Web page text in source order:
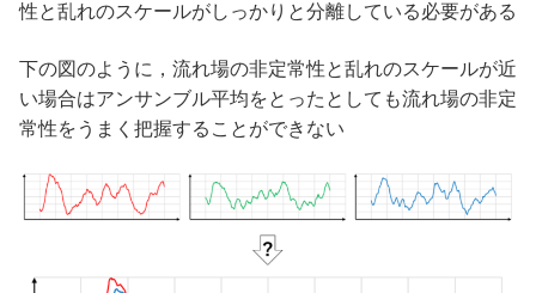
性と乱れのスケールがしっかりと分離している必要がある
下の図のように，流れ場の非定常性と乱れのスケールが近
い場合はアンサンブル平均をとったとしても流れ場の非定
常性をうまく把握することができない